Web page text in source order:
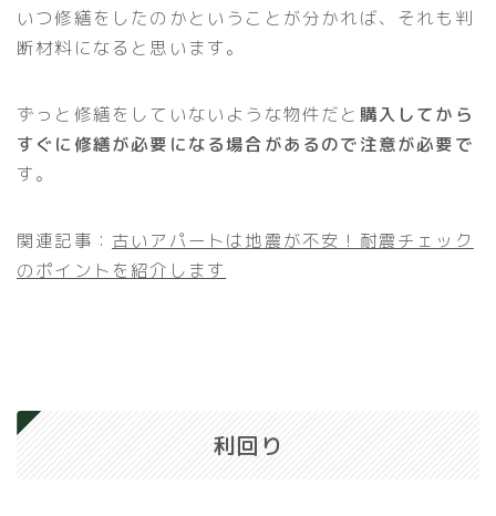
いつ修繕をしたのかということが分かれば、それも判
断材料になると思います。
ずっと修繕をしていないような物件だと 購入してから
すぐに修繕が必要になる場合があるので注意が必要で
す。
関連記事： 古いアパートは地震が不安！耐震チェック
のポイントを紹介します
利回り